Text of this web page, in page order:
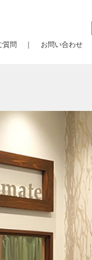
質問 お問い合わせ